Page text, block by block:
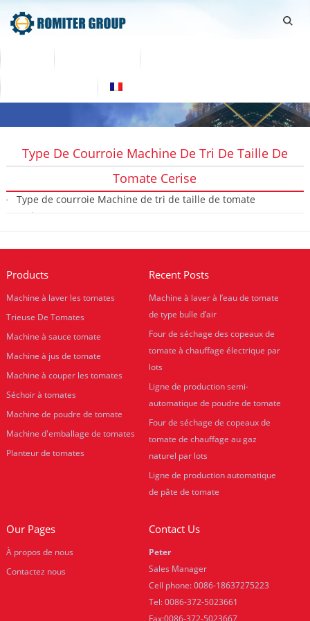
Type De Courroie Machine De Tri De Taille De
Tomate Cerise
Type de courroie Machine de tri de taille de tomate
cerise
Products
Machine à laver les tomates
Trieuse De Tomates
Machine à sauce tomate
Machine à jus de tomate
Machine à couper les tomates
Séchoir à tomates
Machine de poudre de tomate
Machine d'emballage de tomates
Planteur de tomates
Recent Posts
Machine à laver à l’eau de tomate
de type bulle d’air
Four de séchage des copeaux de
tomate à chauffage électrique par
lots
Ligne de production semi-
automatique de poudre de tomate
Four de séchage de copeaux de
tomate de chauffage au gaz
naturel par lots
Ligne de production automatique
de pâte de tomate
Our Pages
À propos de nous
Contactez nous
Contact Us
Peter
Sales Manager
Cell phone: 0086-18637275223
Tel: 0086-372-5023661